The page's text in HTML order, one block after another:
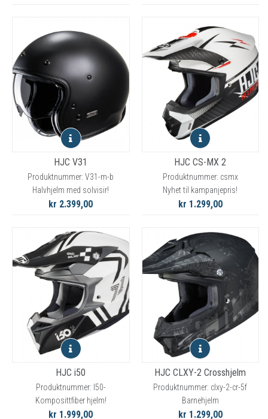
HJC V31
Produktnummer: V31-m-b
Halvhjelm med solvisir!
kr 2.399,00
HJC CS-MX 2
Produktnummer: csmx
Nyhet til kampanjepris!
kr 1.299,00
HJC i50
Produktnummer: I50-
Komposittfiber hjelm!
kr 1.999,00
HJC CLXY-2 Crosshjelm
Produktnummer: clxy-2-cr-5f
Barnehjelm
kr 1.299,00